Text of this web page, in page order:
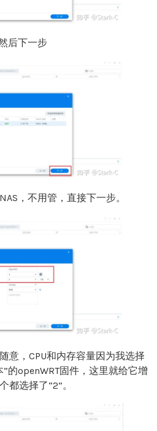
后下一步
，不用管，直接下一步。
意，CPU和内存容量因为我选择
的openWRT固件，这里就给它增
都选择了“2”。